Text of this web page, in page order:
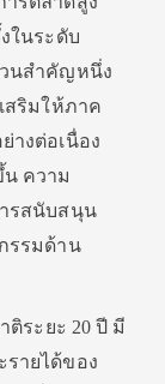
ในระดับ
วนสำคัญหนึ่ง
สริมให้ภาค
างต่อเนื่อง
น ความ
รสนับสนุน
รรมด้าน
ระยะ 20 ปี มี
ายได้ของ